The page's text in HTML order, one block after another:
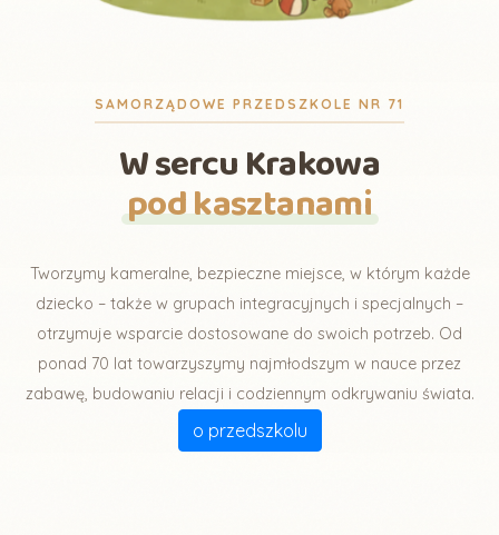
SAMORZĄDOWE PRZEDSZKOLE NR 71
W sercu Krakowa
pod kasztanami
Tworzymy kameralne, bezpieczne miejsce, w którym każde
dziecko – także w grupach integracyjnych i specjalnych –
otrzymuje wsparcie dostosowane do swoich potrzeb. Od
ponad 70 lat towarzyszymy najmłodszym w nauce przez
zabawę, budowaniu relacji i codziennym odkrywaniu świata.
o przedszkolu